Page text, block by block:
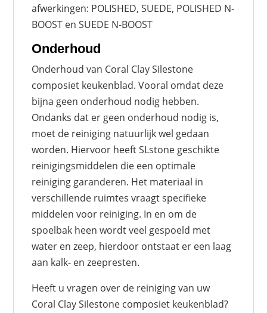
afwerkingen: POLISHED, SUEDE, POLISHED N-
BOOST en SUEDE N-BOOST
Onderhoud
Onderhoud van Coral Clay Silestone
composiet keukenblad. Vooral omdat deze
bijna geen onderhoud nodig hebben.
Ondanks dat er geen onderhoud nodig is,
moet de reiniging natuurlijk wel gedaan
worden. Hiervoor heeft SLstone geschikte
reinigingsmiddelen die een optimale
reiniging garanderen. Het materiaal in
verschillende ruimtes vraagt specifieke
middelen voor reiniging. In en om de
spoelbak heen wordt veel gespoeld met
water en zeep, hierdoor ontstaat er een laag
aan kalk- en zeepresten.
Heeft u vragen over de reiniging van uw
Coral Clay Silestone composiet keukenblad?